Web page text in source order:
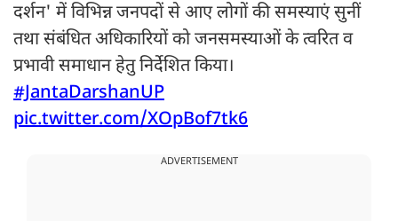
दर्शन' में विभिन्न जनपदों से आए लोगों की समस्याएं सुनीं
तथा संबंधित अधिकारियों को जनसमस्याओं के त्वरित व
प्रभावी समाधान हेतु निर्देशित किया।
#JantaDarshanUP
pic.twitter.com/XOpBof7tk6
ADVERTISEMENT